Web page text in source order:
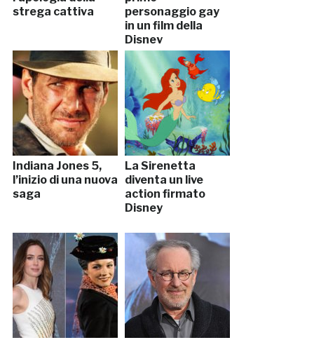
strega cattiva
personaggio gay
in un film della
Disney
Indiana Jones 5,
l’inizio di una nuova
saga
La Sirenetta
diventa un live
action firmato
Disney